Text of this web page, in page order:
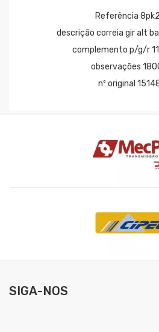
Referência
descrição correia gir alt
complemento p/g/r
observações
nº original
SIGA-NOS